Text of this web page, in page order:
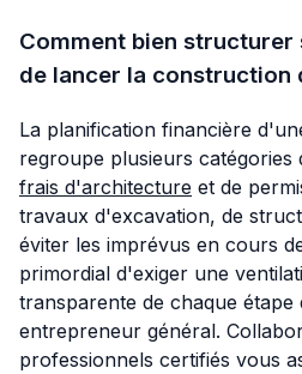
Comment bien structurer
de lancer la construction
La planification financière
regroupe plusieurs catégories
frais d'architecture et de
travaux d'excavation, de
éviter les imprévus en cours
primordial d'exiger une
transparente de chaque
entrepreneur général.
professionnels certifiés vous